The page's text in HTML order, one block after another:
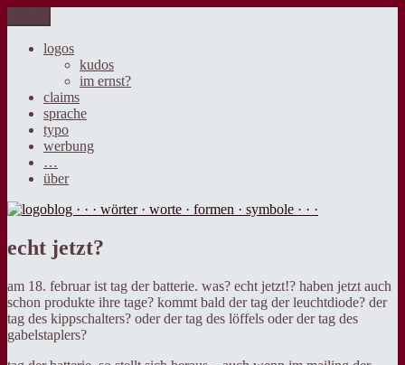
Inhalt
springen
logoblog · · · wörter · worte · formen · symbole · · ·
der blog über sprache, design und werbung.
logos
kudos
im ernst?
claims
sprache
typo
werbung
…
über
echt jetzt?
am 18. februar ist tag der batterie. was? echt jetzt!? haben jetzt auch
schon produkte ihre tage? kommt bald der tag der leuchtdiode? der
tag des kippschalters? oder der tag des löffels oder der tag des
gabelstaplers?